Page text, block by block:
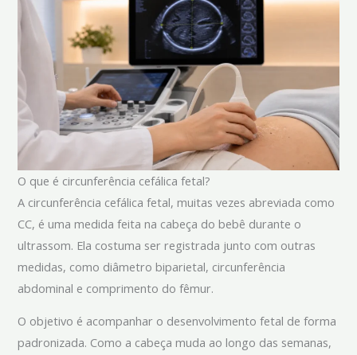
O que é circunferência cefálica fetal?
A circunferência cefálica fetal, muitas vezes abreviada como
CC, é uma medida feita na cabeça do bebê durante o
ultrassom. Ela costuma ser registrada junto com outras
medidas, como diâmetro biparietal, circunferência
abdominal e comprimento do fêmur.
O objetivo é acompanhar o desenvolvimento fetal de forma
padronizada. Como a cabeça muda ao longo das semanas,